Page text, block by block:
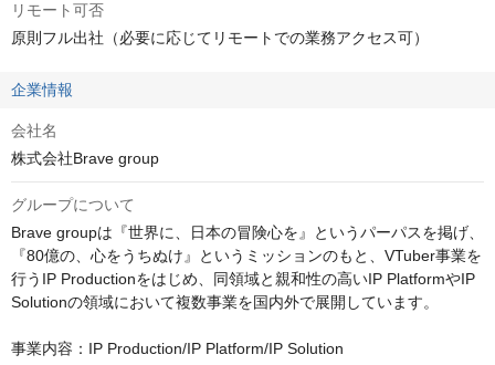
リモート可否
原則フル出社（必要に応じてリモートでの業務アクセス可）
企業情報
会社名
株式会社Brave group
グループについて
Brave groupは『世界に、日本の冒険心を』というパーパスを掲げ、
『80億の、心をうちぬけ』というミッションのもと、VTuber事業を
行うIP Productionをはじめ、同領域と親和性の高いIP PlatformやIP
Solutionの領域において複数事業を国内外で展開しています。
事業内容：IP Production/IP Platform/IP Solution